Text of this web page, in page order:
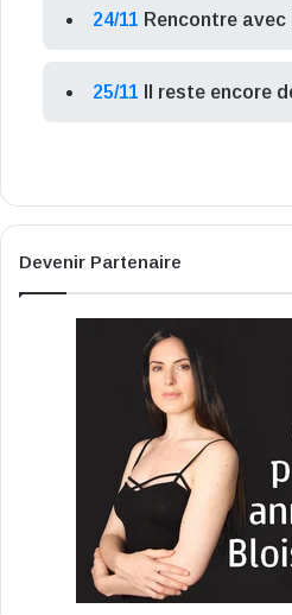
24/11 Rencontre avec
25/11 Il reste encore
Devenir Partenaire